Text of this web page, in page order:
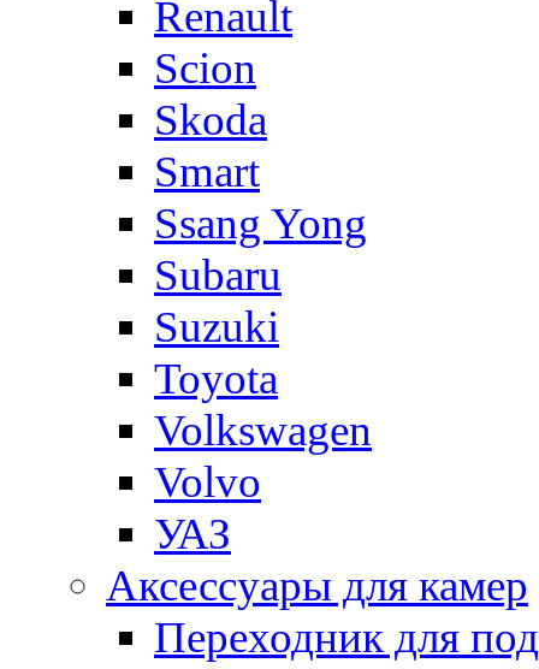
Renault
Scion
Skoda
Smart
Ssang Yong
Subaru
Suzuki
Toyota
Volkswagen
Volvo
УАЗ
Аксессуары для камер
Переходник для